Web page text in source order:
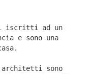
iscritti ad un
e sono una
sono